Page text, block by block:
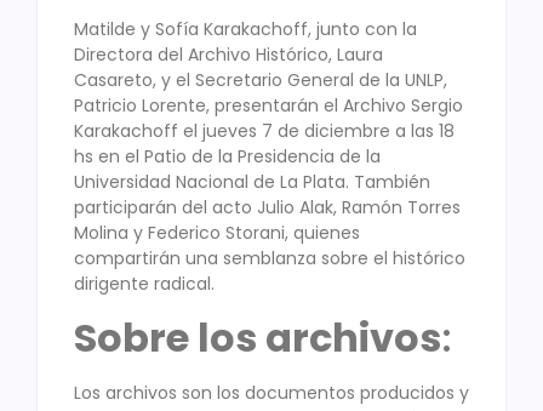
Matilde y Sofía Karakachoff, junto con la
Directora del Archivo Histórico, Laura
Casareto, y el Secretario General de la UNLP,
Patricio Lorente, presentarán el Archivo Sergio
Karakachoff el jueves 7 de diciembre a las 18
hs en el Patio de la Presidencia de la
Universidad Nacional de La Plata. También
participarán del acto Julio Alak, Ramón Torres
Molina y Federico Storani, quienes
compartirán una semblanza sobre el histórico
dirigente radical.
Sobre los archivos:
Los archivos son los documentos producidos y